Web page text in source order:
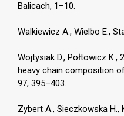
Balicach, 1–10.
Walkiewicz A., Wielbo E.,
Wojtysiak D., Połtowicz
heavy chain composition
97, 395–403.
Zybert A., Sieczkowska H.,